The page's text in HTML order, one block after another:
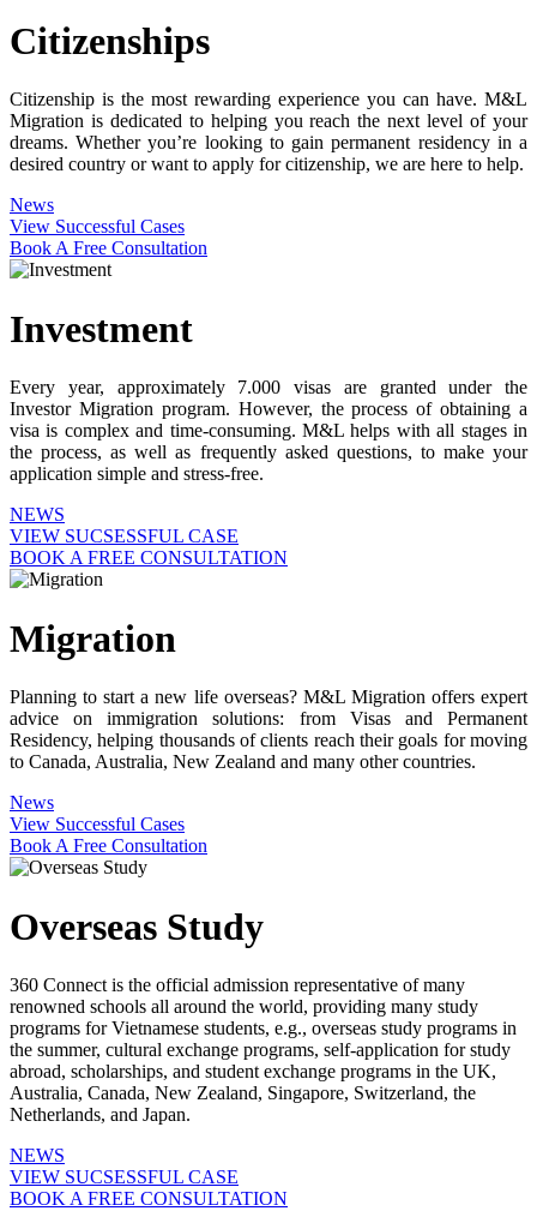
Citizenships
Citizenship is the most rewarding experience you can have. M&L
Migration is dedicated to helping you reach the next level of your
dreams. Whether you’re looking to gain permanent residency in a
desired country or want to apply for citizenship, we are here to help.
News
View Successful Cases
Book A Free Consultation
Investment
Every year, approximately 7.000 visas are granted under the
Investor Migration program. However, the process of obtaining a
visa is complex and time-consuming. M&L helps with all stages in
the process, as well as frequently asked questions, to make your
application simple and stress-free.
NEWS
VIEW SUCSESSFUL CASE
BOOK A FREE CONSULTATION
Migration
Planning to start a new life overseas? M&L Migration offers expert
advice on immigration solutions: from Visas and Permanent
Residency, helping thousands of clients reach their goals for moving
to Canada, Australia, New Zealand and many other countries.
News
View Successful Cases
Book A Free Consultation
Overseas Study
360 Connect is the official admission representative of many
renowned schools all around the world, providing many study
programs for Vietnamese students, e.g., overseas study programs in
the summer, cultural exchange programs, self-application for study
abroad, scholarships, and student exchange programs in the UK,
Australia, Canada, New Zealand, Singapore, Switzerland, the
Netherlands, and Japan.
NEWS
VIEW SUCSESSFUL CASE
BOOK A FREE CONSULTATION